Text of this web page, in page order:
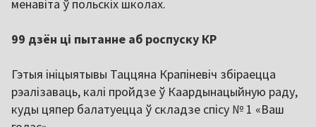
менавіта ў польскіх школах.
99 дзён ці пытанне аб роспуску КР
Гэтыя ініцыятывы Таццяна Крапіневіч збіраецца
рэалізаваць, калі пройдзе ў Каардынацыйную раду,
куды цяпер балатуецца ў складзе спісу № 1 «Ваш